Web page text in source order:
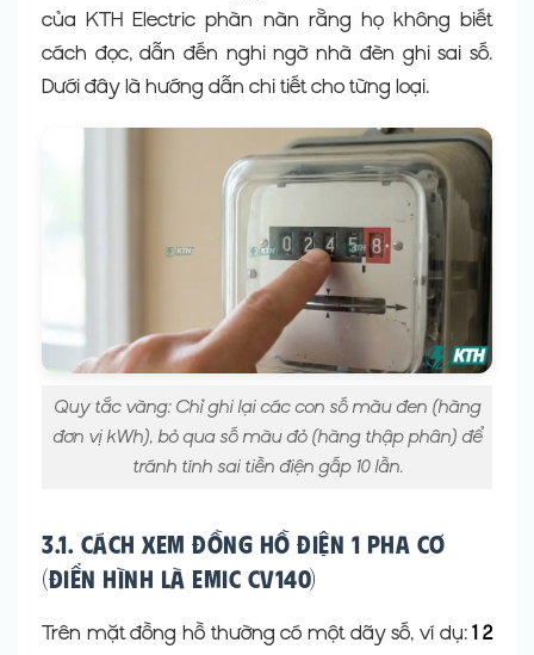
của KTH Electric phàn nàn rằng họ không biết
cách đọc, dẫn đến nghi ngờ nhà đèn ghi sai số.
Dưới đây là hướng dẫn chi tiết cho từng loại.
Quy tắc vàng: Chỉ ghi lại các con số màu đen (hàng
đơn vị kWh), bỏ qua số màu đỏ (hàng thập phân) để
tránh tính sai tiền điện gấp 10 lần.
3.1. Cách xem đồng hồ điện 1 pha cơ
(Điển hình là Emic CV140)
Trên mặt đồng hồ thường có một dãy số, ví dụ:1 2